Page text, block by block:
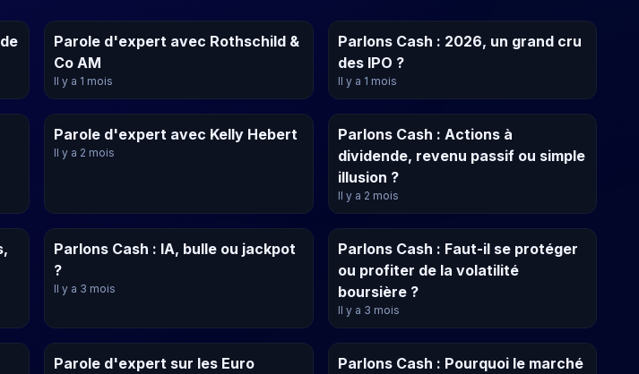
Parole d'expert avec Rothschild &
Co AM
Il y a 1 mois
Parlons Cash : 2026, un grand cru
des IPO ?
Il y a 1 mois
Parole d'expert avec Kelly Hebert
Il y a 2 mois
Parlons Cash : Actions à
dividende, revenu passif ou simple
illusion ?
Il y a 2 mois
Parlons Cash : IA, bulle ou jackpot
?
Il y a 3 mois
Parlons Cash : Faut-il se protéger
ou profiter de la volatilité
boursière ?
Il y a 3 mois
Parole d'expert sur les Euro
Parlons Cash : Pourquoi le marché